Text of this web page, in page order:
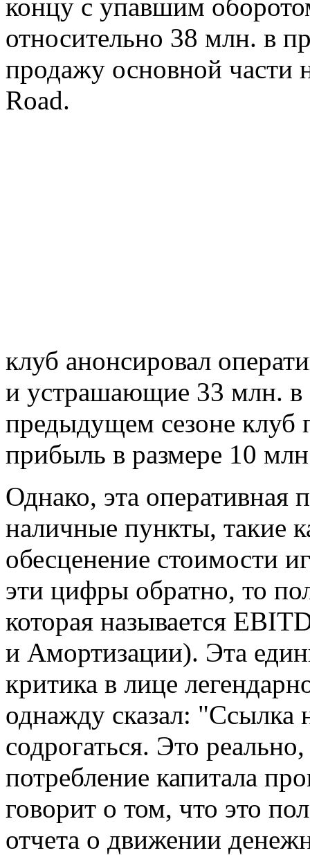
концу с упавшим
относительно 38 млн. в
продажу основной части
Road.
клуб анонсировал
и устрашающие 33 млн. в
предыдущем сезоне клуб
прибыль в размере 10
Однако, эта оперативная
наличные пункты, такие
обесценение стоимости
эти цифры обратно, то
которая называется
и Амортизации). Эта
критика в лице
однажду сказал:
содрогаться. Это
потребление капитала
говорит о том, что это
отчета о движении